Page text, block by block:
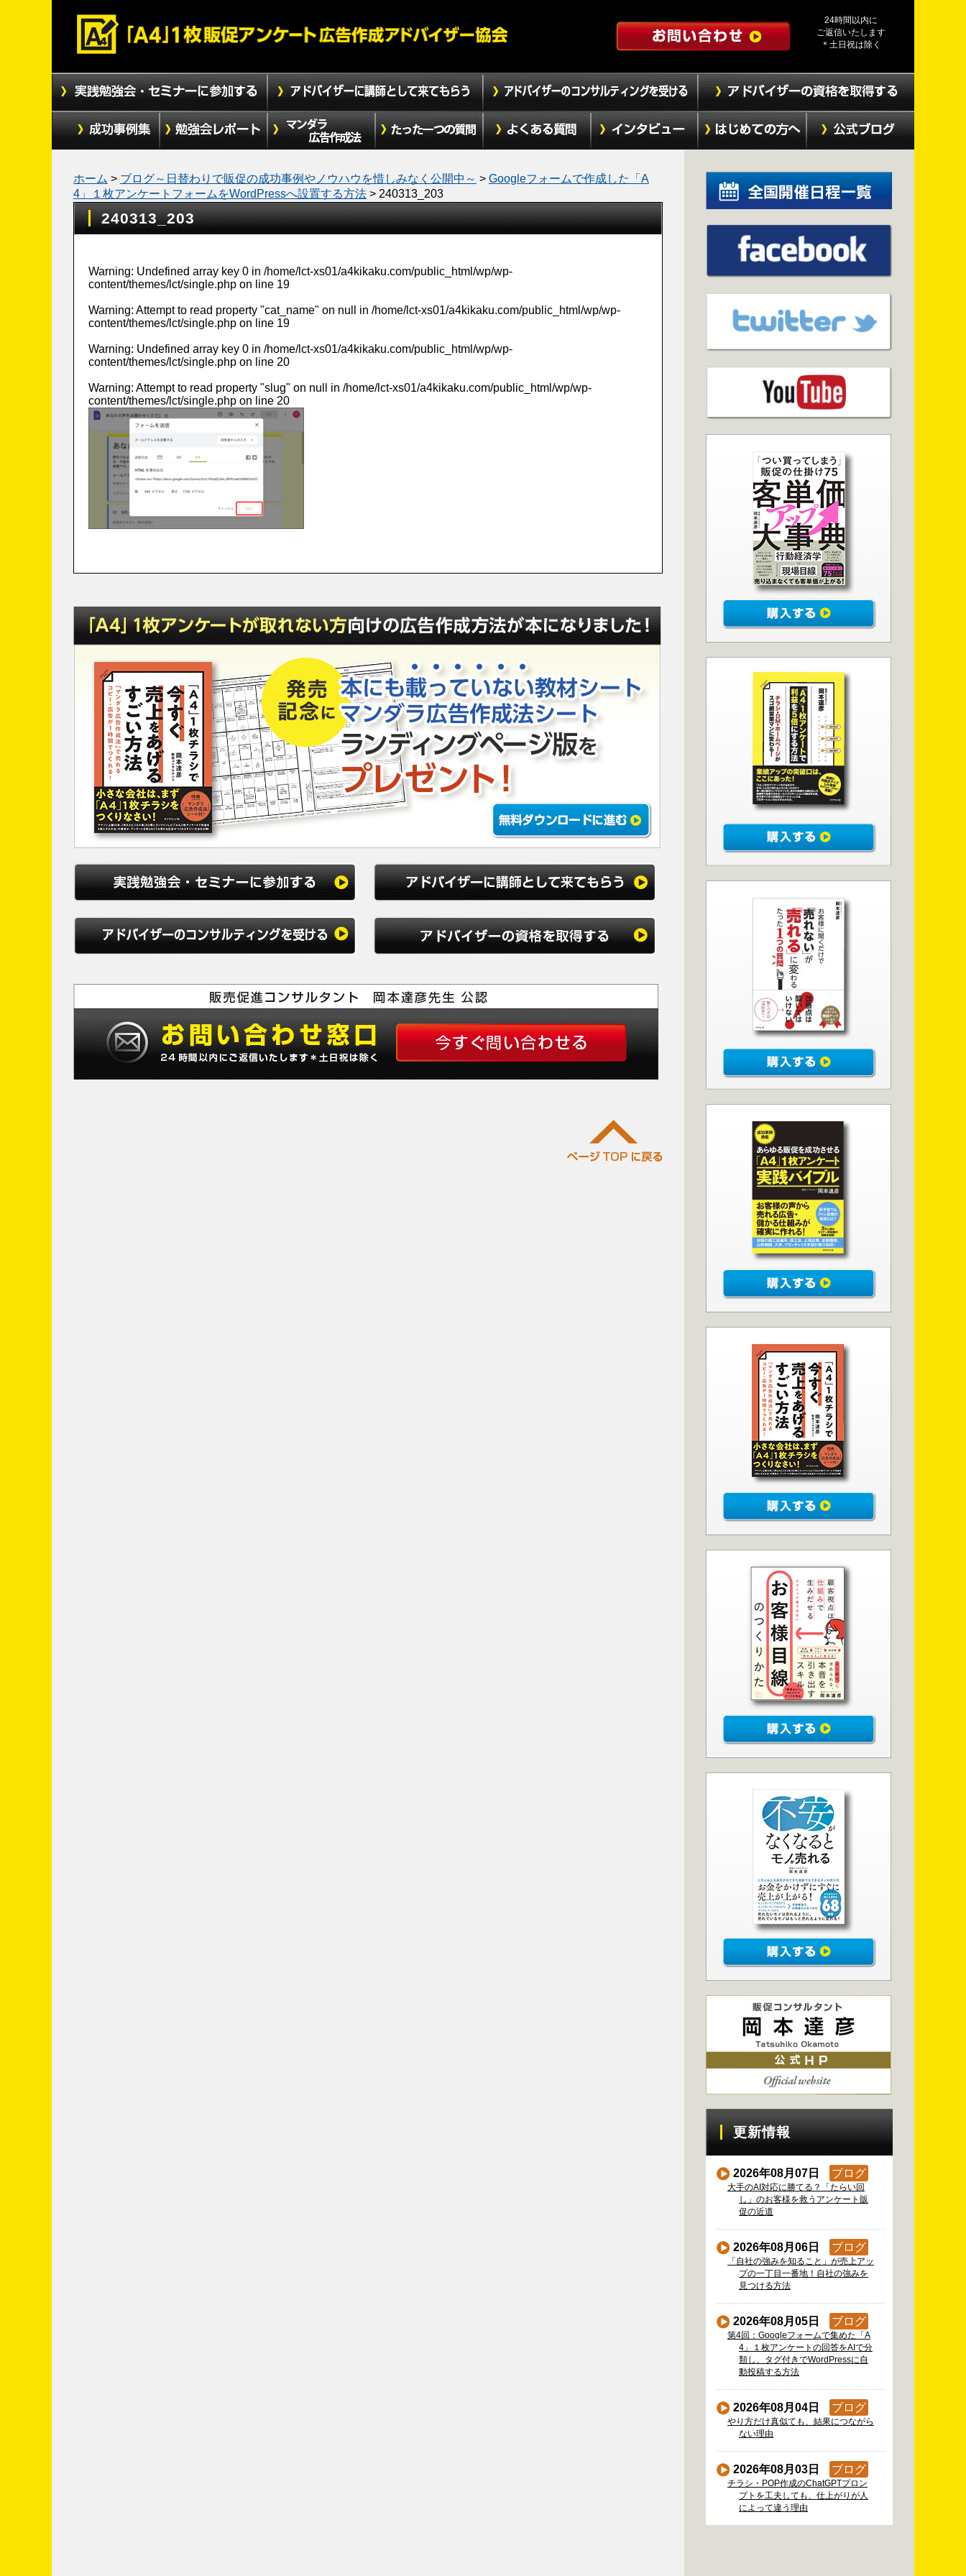
24時間以内に
ご返信いたします
＊土日祝は除く
ホーム > ブログ～日替わりで販促の成功事例やノウハウを惜しみなく公開中～ > Googleフォームで作成した「A
4」１枚アンケートフォームをWordPressへ設置する方法 > 240313_203
240313_203
Warning: Undefined array key 0 in /home/lct-xs01/a4kikaku.com/public_html/wp/wp-
content/themes/lct/single.php on line 19
Warning: Attempt to read property "cat_name" on null in /home/lct-xs01/a4kikaku.com/public_html/wp/wp-
content/themes/lct/single.php on line 19
Warning: Undefined array key 0 in /home/lct-xs01/a4kikaku.com/public_html/wp/wp-
content/themes/lct/single.php on line 20
Warning: Attempt to read property "slug" on null in /home/lct-xs01/a4kikaku.com/public_html/wp/wp-
content/themes/lct/single.php on line 20
更新情報
2026年08月07日 ブログ
大手のAI対応に勝てる？「たらい回
し」のお客様を救うアンケート販
促の近道
2026年08月06日 ブログ
「自社の強みを知ること」が売上アッ
プの一丁目一番地！自社の強みを
見つける方法
2026年08月05日 ブログ
第4回：Googleフォームで集めた「A
4」１枚アンケートの回答をAIで分
類し、タグ付きでWordPressに自
動投稿する方法
2026年08月04日 ブログ
やり方だけ真似ても、結果につながら
ない理由
2026年08月03日 ブログ
チラシ・POP作成のChatGPTプロン
プトを工夫しても、仕上がりが人
によって違う理由